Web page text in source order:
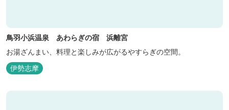
鳥羽小浜温泉 あわらぎの宿 浜離宮
お湯ざんまい、料理と楽しみが広がるやすらぎの空間。
伊勢志摩